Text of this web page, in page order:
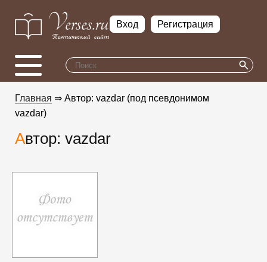
Вход Регистрация
Главная ⇒ Автор: vazdar (под псевдонимом
vazdar)
Автор: vazdar